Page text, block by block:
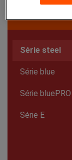
Série steel
Série blue
Série bluePRO
Série E